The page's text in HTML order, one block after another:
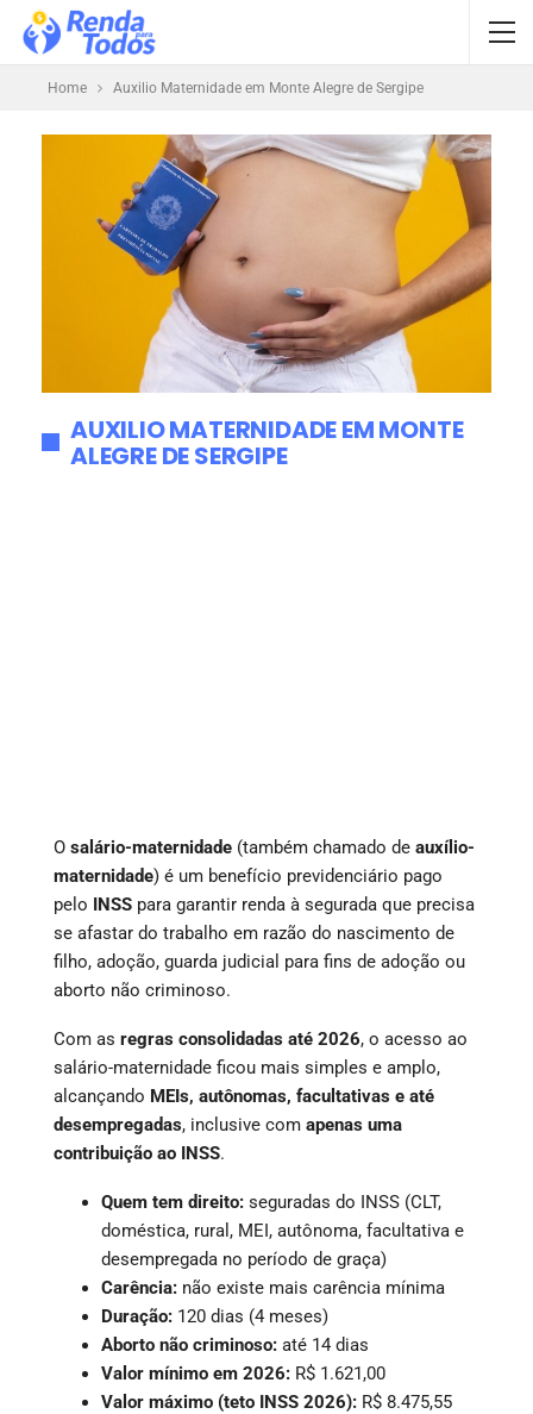
Home Auxilio Maternidade em Monte Alegre de Sergipe
AUXILIO MATERNIDADE EM MONTE
ALEGRE DE SERGIPE
O salário-maternidade (também chamado de auxílio-
maternidade) é um benefício previdenciário pago
pelo INSS para garantir renda à segurada que precisa
se afastar do trabalho em razão do nascimento de
filho, adoção, guarda judicial para fins de adoção ou
aborto não criminoso.
Com as regras consolidadas até 2026, o acesso ao
salário-maternidade ficou mais simples e amplo,
alcançando MEIs, autônomas, facultativas e até
desempregadas, inclusive com apenas uma
contribuição ao INSS.
Quem tem direito: seguradas do INSS (CLT,
doméstica, rural, MEI, autônoma, facultativa e
desempregada no período de graça)
Carência: não existe mais carência mínima
Duração: 120 dias (4 meses)
Aborto não criminoso: até 14 dias
Valor mínimo em 2026: R$ 1.621,00
Valor máximo (teto INSS 2026): R$ 8.475,55